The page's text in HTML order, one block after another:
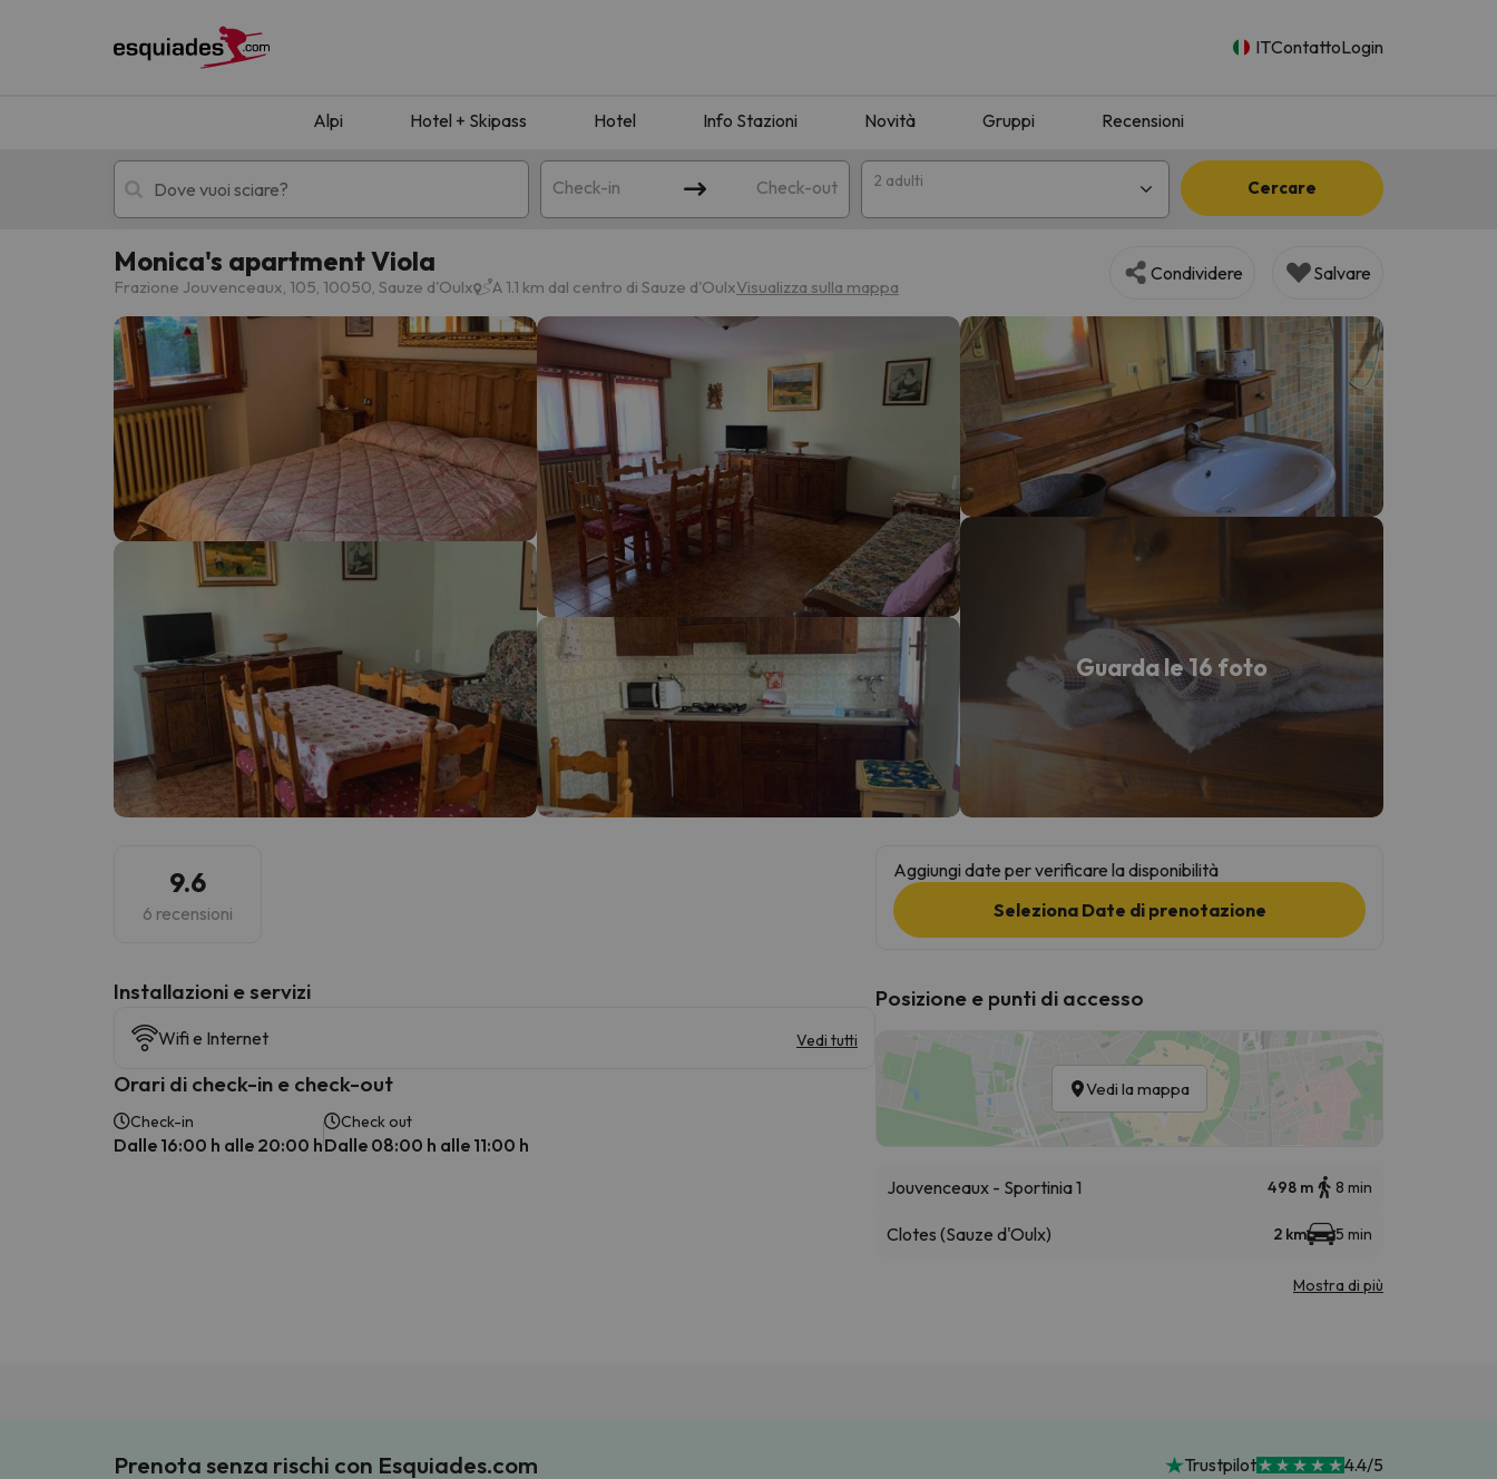
ITContattoLogin
Alpi Hotel + Skipass Hotel Info Stazioni Novità Gruppi Recensioni
Check-in Check-out 2 adulti Cercare
Hotel + skipass Hotel di montagna
Ops, non abbiamo trovato alcun risultato corrispondente alla sua ricerca. Provare a modificare la destinazione.
Sembra che il nostro ricercatore abbia perso la strada. Non appena troverà la bussola, tornerà.
Monica's apartment Viola
Frazione Jouvenceaux, 105, 10050, Sauze d'Oulx A 1.1 km dal centro di Sauze d'OulxVisualizza sulla mappa
Condividere Salvare
Guarda le 16 foto
9.6
6 recensioni
Installazioni e servizi
Wifi e Internet Vedi tutti
Orari di check-in e check-out
Check-in
Dalle 16:00 h alle 20:00 h
Check out
Dalle 08:00 h alle 11:00 h
Aggiungi date per verificare la disponibilità
Seleziona Date di prenotazione
Posizione e punti di accesso
Vedi la mappa
Jouvenceaux - Sportinia 1 498 m 8 min
Clotes (Sauze d'Oulx) 2 km 5 min
Mostra di più
Prenota senza rischi con Esquiades.com Trustpilot 4.4/5